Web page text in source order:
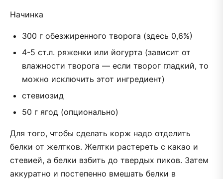
Начинка
300 г обезжиренного творога (здесь 0,6%)
4-5 ст.л. ряженки или йогурта (зависит от
влажности творога — если творог гладкий, то
можно исключить этот ингредиент)
стевиозид
50 г ягод (опционально)
Для того, чтобы сделать корж надо отделить
белки от желтков. Желтки растереть с какао и
стевией, а белки взбить до твердых пиков. Затем
аккуратно и постепенно вмешать белки в